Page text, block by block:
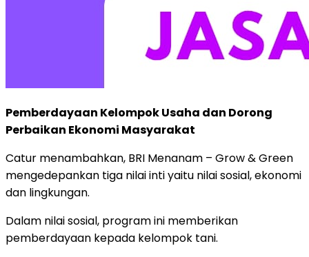
Pemberdayaan Kelompok Usaha dan Dorong
Perbaikan Ekonomi Masyarakat
Catur menambahkan, BRI Menanam – Grow & Green
mengedepankan tiga nilai inti yaitu nilai sosial, ekonomi
dan lingkungan.
Dalam nilai sosial, program ini memberikan
pemberdayaan kepada kelompok tani.